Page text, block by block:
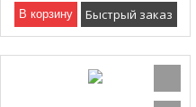
В корзину Быстрый заказ